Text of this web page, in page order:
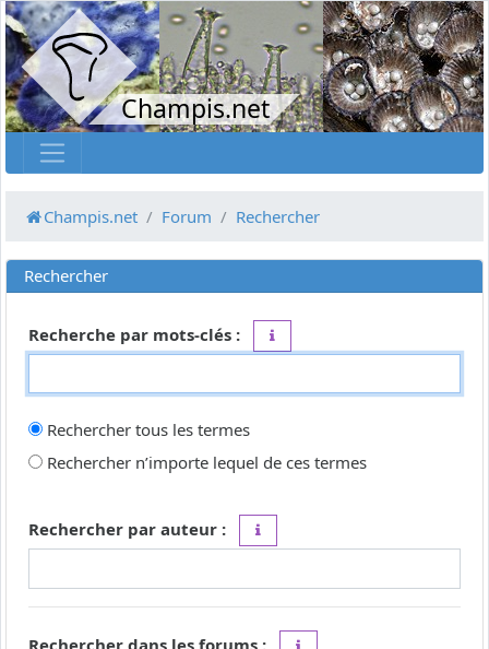
Champis.net
Champis.net Forum Rechercher
Rechercher
Recherche par mots-clés :
Rechercher tous les termes
Rechercher n’importe lequel de ces termes
Rechercher par auteur :
Rechercher dans les forums :